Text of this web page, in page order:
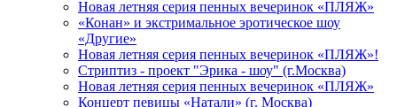
Новая летняя серия пенных вечеринок «ПЛЯЖ»
«Конан» и экстримальное эротическое шоу
«Другие»
Новая летняя серия пенных вечеринок «ПЛЯЖ»!
Стриптиз - проект "Эрика - шоу" (г.Москва)
Новая летняя серия пенных вечеринок «ПЛЯЖ»
Концерт певицы «Натали» (г. Москва)